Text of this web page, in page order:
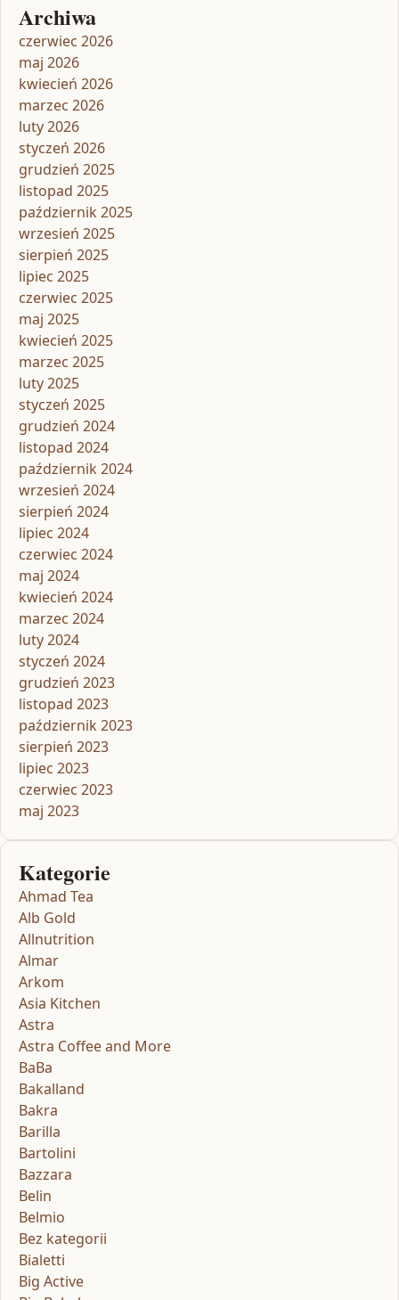
Archiwa
czerwiec 2026
maj 2026
kwiecień 2026
marzec 2026
luty 2026
styczeń 2026
grudzień 2025
listopad 2025
październik 2025
wrzesień 2025
sierpień 2025
lipiec 2025
czerwiec 2025
maj 2025
kwiecień 2025
marzec 2025
luty 2025
styczeń 2025
grudzień 2024
listopad 2024
październik 2024
wrzesień 2024
sierpień 2024
lipiec 2024
czerwiec 2024
maj 2024
kwiecień 2024
marzec 2024
luty 2024
styczeń 2024
grudzień 2023
listopad 2023
październik 2023
sierpień 2023
lipiec 2023
czerwiec 2023
maj 2023
Kategorie
Ahmad Tea
Alb Gold
Allnutrition
Almar
Arkom
Asia Kitchen
Astra
Astra Coffee and More
BaBa
Bakalland
Bakra
Barilla
Bartolini
Bazzara
Belin
Belmio
Bez kategorii
Bialetti
Big Active